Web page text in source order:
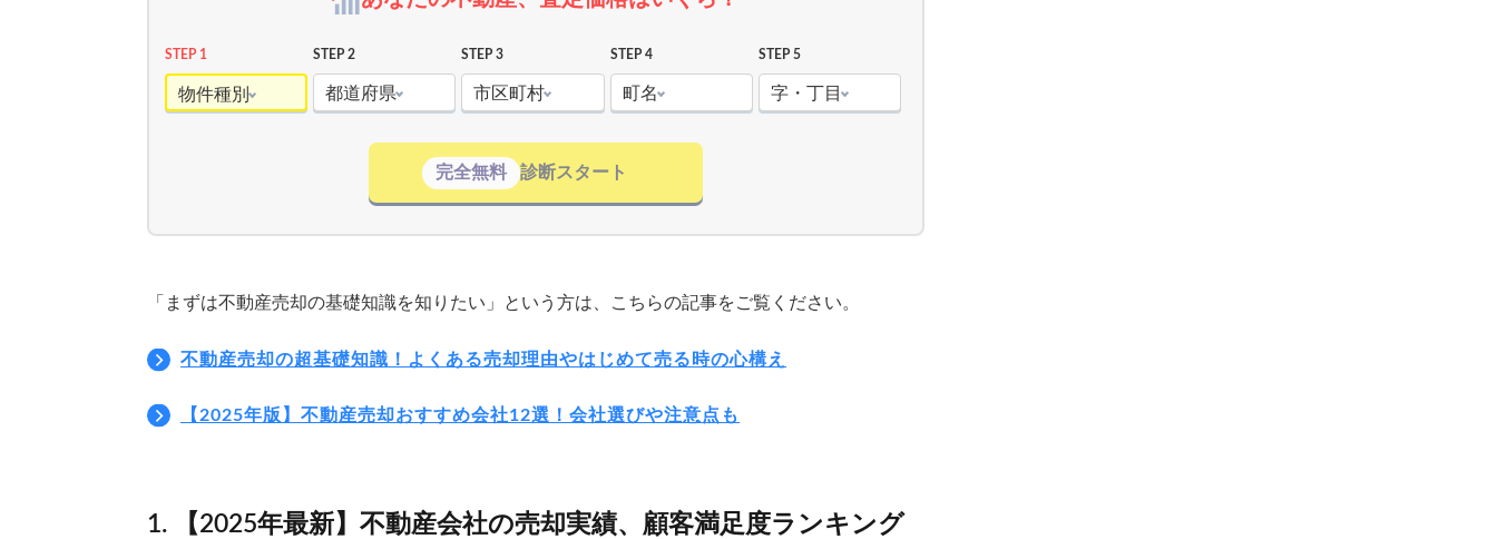
STEP 1
物件種別
STEP 2
都道府県
STEP 3
市区町村
STEP 4
町名
STEP 5
字・丁目
完全無料 診断スタート
「まずは不動産売却の基礎知識を知りたい」という方は、こちらの記事をご覧ください。
不動産売却の超基礎知識！よくある売却理由やはじめて売る時の心構え
【2025年版】不動産売却おすすめ会社12選！会社選びや注意点も
【2025年最新】不動産会社の売却実績、顧客満足度ランキング